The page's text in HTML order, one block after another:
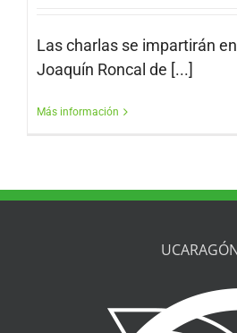
Las charlas se impartirán
Joaquín Roncal de [...]
Más información